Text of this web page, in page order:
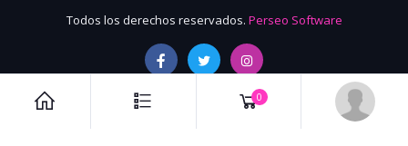
Todos los derechos reservados. Perseo Software
0